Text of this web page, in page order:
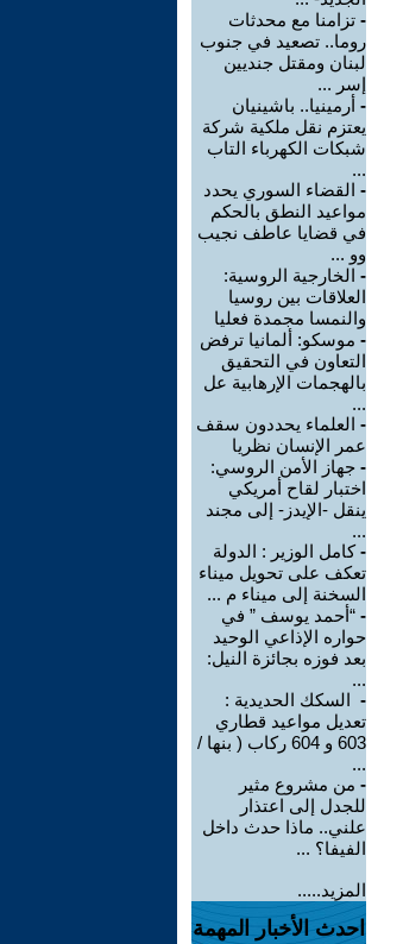
- تزامنا مع محدثات
روما.. تصعيد في جنوب
لبنان ومقتل جنديين
إسر ...
- أرمينيا.. باشينيان
يعتزم نقل ملكية شركة
شبكات الكهرباء التاب
...
- القضاء السوري يحدد
مواعيد النطق بالحكم
في قضايا عاطف نجيب
وو ...
- الخارجية الروسية:
العلاقات بين روسيا
والنمسا مجمدة فعليا
- موسكو: ألمانيا ترفض
التعاون في التحقيق
بالهجمات الإرهابية عل
...
- العلماء يحددون سقف
عمر الإنسان نظريا
- جهاز الأمن الروسي:
اختبار لقاح أمريكي
ينقل -الإيدز- إلى مجند
...
-كامل الوزير : الدولة
تعكف على تحويل ميناء
السخنة إلى ميناء م ...
- “أحمد يوسف ” في
حواره الإذاعي الوحيد
بعد فوزه بجائزة النيل:
...
- السكك الحديدية :
تعديل مواعيد قطاري
603 و 604 ركاب ( بنها /
...
- من مشروع مثير
للجدل إلى اعتذار
علني.. ماذا حدث داخل
الفيفا؟ ...
المزيد.....
احدث الأخبار المهمة